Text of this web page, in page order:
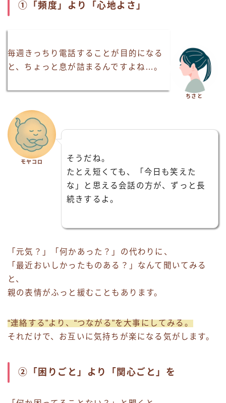
①「頻度」より「心地よさ」
毎週きっちり電話することが目的になる
と、ちょっと息が詰まるんですよね…。
ちさと
モヤコロ
そうだね。
たとえ短くても、「今日も笑えた
な」と思える会話の方が、ずっと長
続きするよ。
「元気？」「何かあった？」の代わりに、
「最近おいしかったものある？」なんて聞いてみる
と、
親の表情がふっと緩むこともあります。
“連絡する”より、“つながる”を大事にしてみる。
それだけで、お互いに気持ちが楽になる気がします。
②「困りごと」より「関心ごと」を